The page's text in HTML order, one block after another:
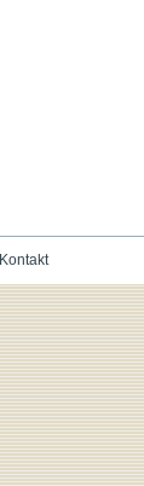
Kontakt